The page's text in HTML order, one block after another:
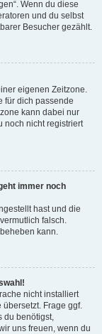
Wenn du diese
und du selbst
Besucher gezählt.
eigenen Zeitzone.
für dich passende
kann dabei nur
noch nicht registriert
immer noch
hast und die
falsch.
kann.
nicht installiert
Frage ggf.
du benötigst,
uns freuen, wenn du